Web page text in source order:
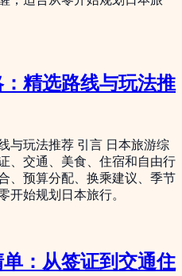
精选路线与玩法推
与玩法推荐 引言 日本旅游综
、交通、美食、住宿和自由行
、预算分配、换乘建议、季节
开始规划日本旅行。
：从签证到交通住